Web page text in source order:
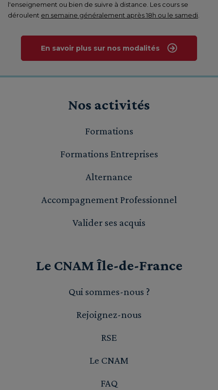
l'enseignement ou bien de suivre à distance. Les cours se
déroulent en semaine généralement après 18h ou le samedi
En savoir plus sur nos modalités
Nos activités
Formations
Formations Entreprises
Alternance
Accompagnement Professionnel
Valider ses acquis
Le CNAM Île-de-France
Qui sommes-nous ?
Rejoignez-nous
RSE
Le CNAM
FAQ